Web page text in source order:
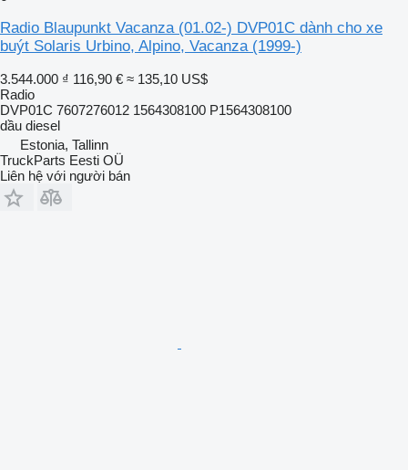
Radio Blaupunkt Vacanza (01.02-) DVP01C dành cho xe
buýt Solaris Urbino, Alpino, Vacanza (1999-)
3.544.000 ₫ 116,90 € ≈ 135,10 US$
Radio
DVP01C 7607276012 1564308100 P1564308100
dầu diesel
Estonia, Tallinn
TruckParts Eesti OÜ
Liên hệ với người bán